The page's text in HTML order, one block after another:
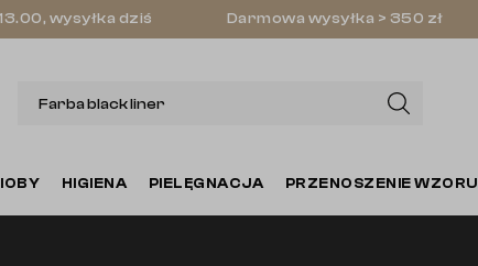
wysyłka dziś Darmowa wysyłka > 350 zł
HIGIENA PIELĘGNACJA PRZENOSZENIE WZORU